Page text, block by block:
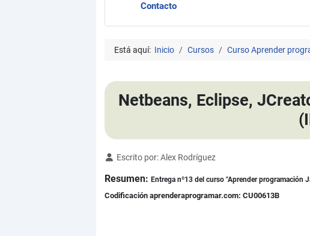
Contacto
Está aquí: Inicio Cursos Curso Aprender
Netbeans, Eclipse,
Detalles
Escrito por:Alex Rodríguez
Resumen: Entrega nº13 del curso "Aprender programación
Codificación aprenderaprogramar.com: CU00613B